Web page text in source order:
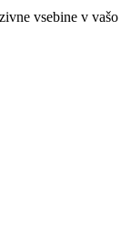
vsebine v vašo